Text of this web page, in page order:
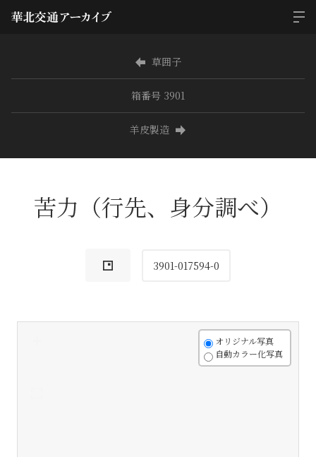
草囲子
箱番号 3901
羊皮製造
苦力（行先、身分調べ）
3901-017594-0
オリジナル写真
自動カラー化写真